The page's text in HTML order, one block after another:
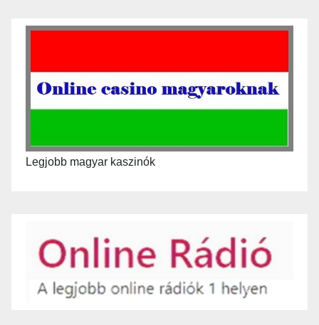
Legjobb magyar kaszinók